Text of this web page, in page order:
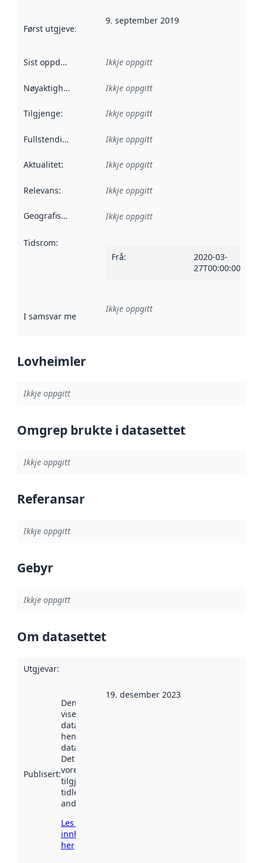
Først utgjeve: Denne datoen seier når dataa i dette
9. september 2019
Sist oppdatert Ikkje oppgitt
Nøyaktigheit Ikkje oppgitt
Tilgjenge: Ikkje oppgitt
Fullstendigheit Ikkje oppgitt
Aktualitet: Ikkje oppgitt
Relevans: Ikkje oppgitt
Geografisk område Ikkje oppgitt
Tidsrom:
Frå:
2020-03-
27T00:00:00Z
I samsvar med Referanse til ei implementeringsregel eller
Ikkje oppgitt
Lovheimler
Ikkje oppgitt
Omgrep brukte i datasettet
Ikkje oppgitt
Referansar
Ikkje oppgitt
Gebyr
Ikkje oppgitt
Om datasettet
Utgjevar:
Publisert:
Denne datoen
viser når
datasettet vart
henta inn av
data.norge.no.
Det kan ha
vore
tilgjengeleg
tidlegare
andre stader.
Les meir om
innhenting
her
19. desember 2023